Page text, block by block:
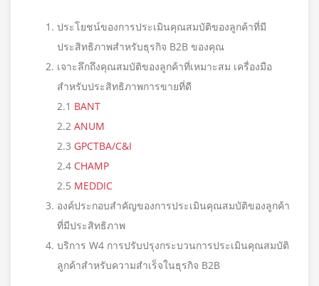
ประโยชน์ของการประเมินคุณสมบัติของลูกค้าที่มี
ประสิทธิภาพสำหรับธุรกิจ B2B ของคุณ
เจาะลึกถึงคุณสมบัติของลูกค้าที่เหมาะสม เครื่องมือ
สำหรับประสิทธิภาพการขายที่ดี
2.1 BANT
2.2 ANUM
2.3 GPCTBA/C&I
2.4 CHAMP
2.5 MEDDIC
องค์ประกอบสำคัญของการประเมินคุณสมบัติของลูกค้า
ที่มีประสิทธิภาพ
บริการ W4 การปรับปรุงกระบวนการประเมินคุณสมบัติ
ลูกค้าสำหรับความสำเร็จในธุรกิจ B2B